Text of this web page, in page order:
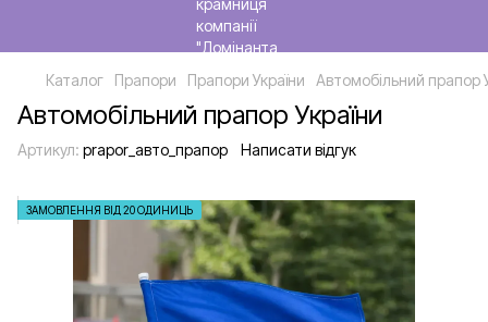
Каталог Прапори Прапори України Автомобільний прапор
Автомобільний прапор України
Артикул: prapor_авто_прапор Написати відгук
ЗАМОВЛЕННЯ ВІД 20 ОДИНИЦЬ